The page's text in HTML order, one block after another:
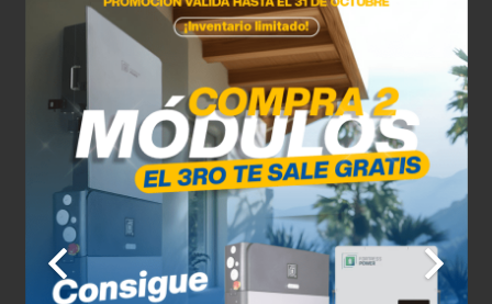
13 de agosto
Jueves 32°C 26°C
14 de agosto
Viernes 31°C 26°C
15 de agosto
Sábado 31°C 27°C